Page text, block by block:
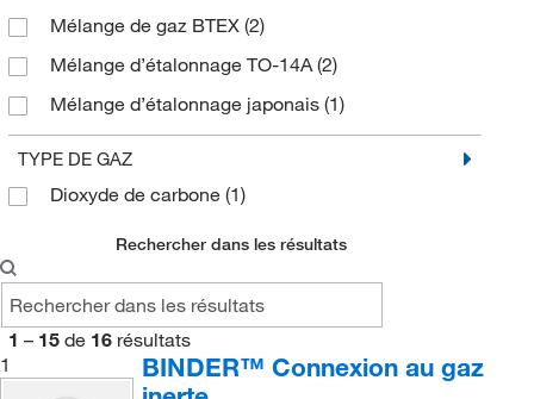
Mélange de gaz BTEX (2)
Mélange d’étalonnage TO-14A(2)
Mélange d’étalonnage japonais (1)
Mélange hydrocarbure chloré TO-14A(1)
Mélange interne standard TO-14A
TO-14A 41 composantes
Étalon aérien transportable
Étui de transport à canister(1)
TYPE DE GAZ
Dioxyde de carbone (1)
Rechercher dans les résultats
1 – 15 de 16 résultats
1
BINDER™ Connexion au gaz